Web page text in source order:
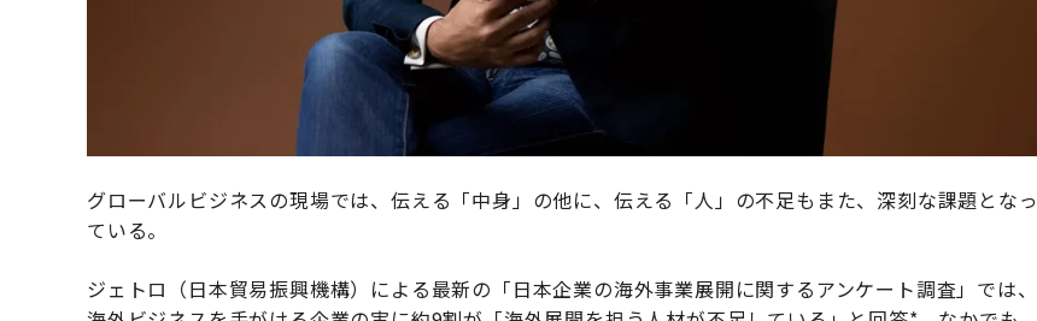
グローバルビジネスの現場では、伝える「中身」の他に、伝える「人」の不足もまた、深刻な課題となっ
ている。
ジェトロ（日本貿易振興機構）による最新の「日本企業の海外事業展開に関するアンケート調査」では、